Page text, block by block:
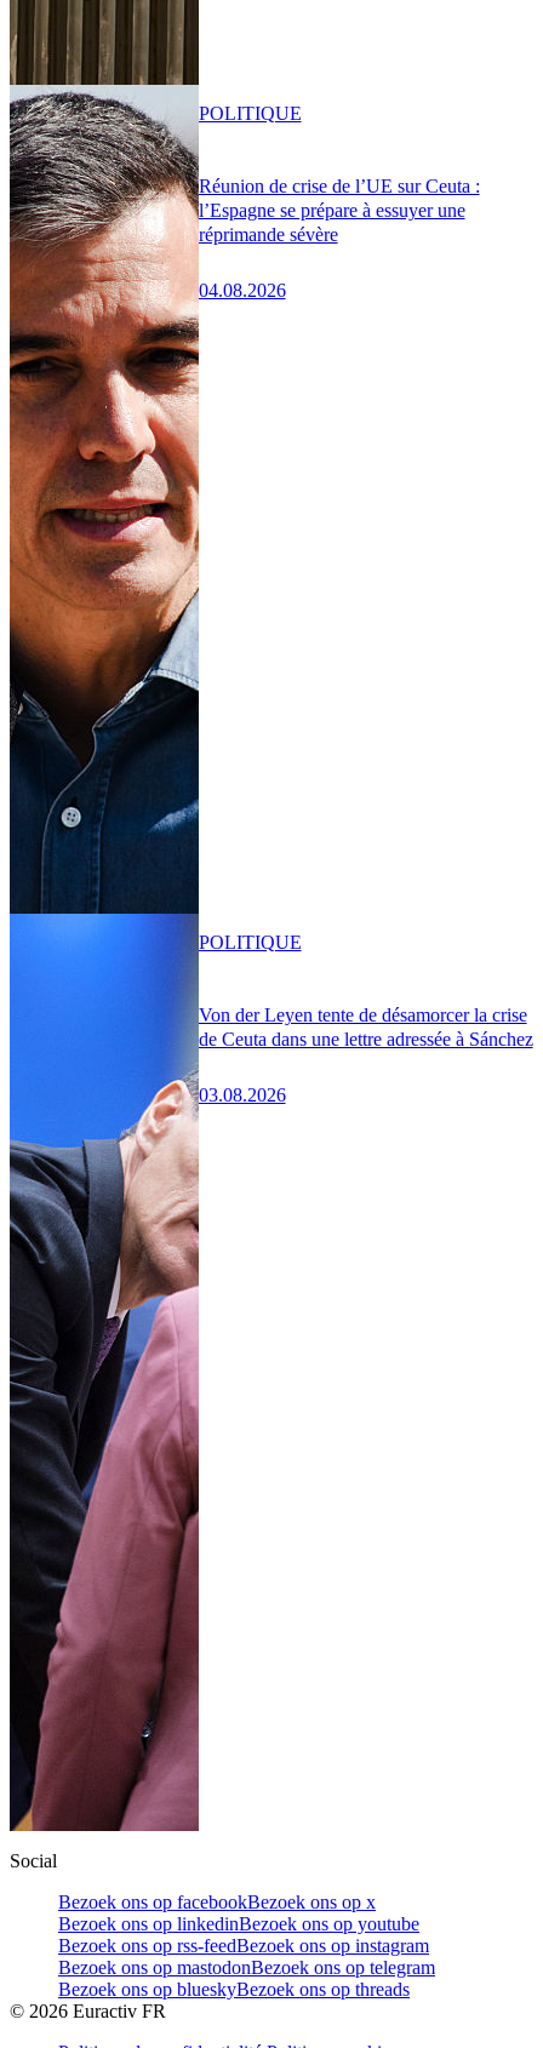
Réunion de crise de l’UE sur Ceuta :
l’Espagne se prépare à essuyer une
réprimande sévère
04.08.2026
POLITIQUE
Von der Leyen tente de désamorcer la crise
de Ceuta dans une lettre adressée à Sánchez
03.08.2026
POLITIQUE
Social
Bezoek ons op facebookBezoek ons op x
Bezoek ons op linkedinBezoek ons op youtube
Bezoek ons op rss-feedBezoek ons op instagram
Bezoek ons op mastodonBezoek ons op telegram
Bezoek ons op blueskyBezoek ons op threads
© 2026 Euractiv FR